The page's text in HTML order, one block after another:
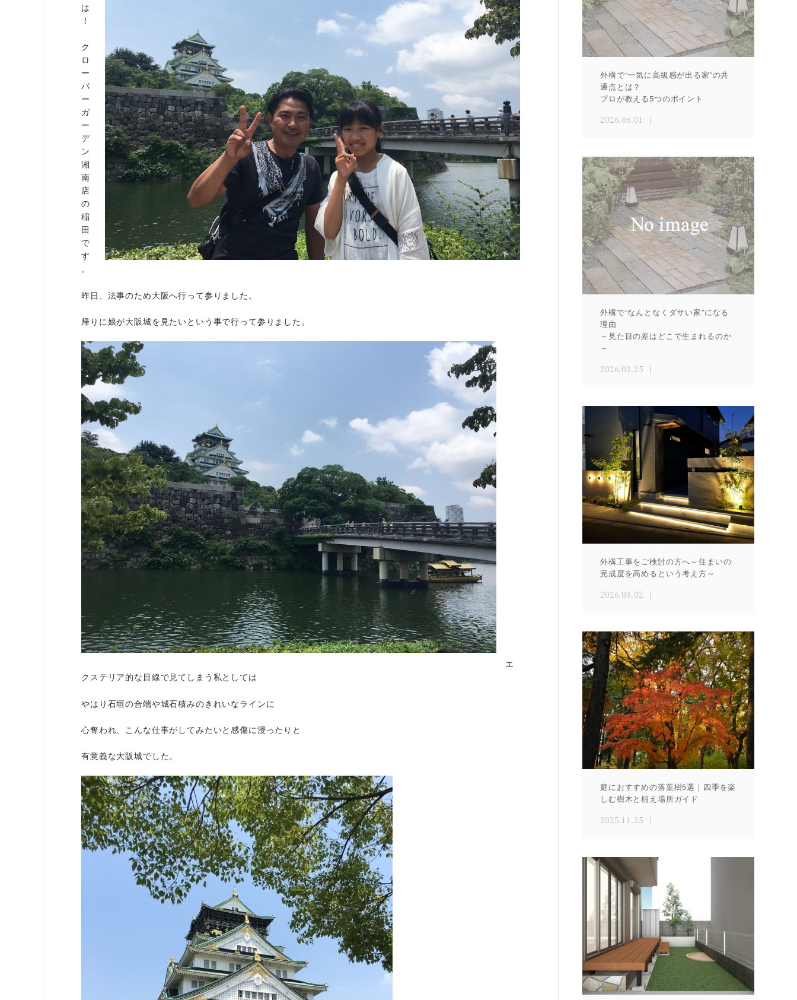
は
！
ク
ロ
ー
バ
ー
ガ
ー
デ
ン
湘
南
店
の
稲
田
で
す
。
昨日、法事のため大阪へ行って参りました。
帰りに娘が大阪城を見たいという事で行って参りました。
エ
クステリア的な目線で見てしまう私としては
やはり石垣の合端や城石積みのきれいなラインに
心奪われ、こんな仕事がしてみたいと感傷に浸ったりと
有意義な大阪城でした。
外構で“一気に高級感が出る家”の共
通点とは？
プロが教える5つのポイント
2026.06.01
外構で“なんとなくダサい家”になる
理由
～見た目の差はどこで生まれるのか
～
2026.03.25
外構工事をご検討の方へ～住まいの
完成度を高めるという考え方～
2026.03.02
庭におすすめの落葉樹5選｜四季を楽
しむ樹木と植え場所ガイド
2025.11.25